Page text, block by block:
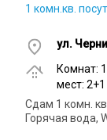
1 комн.кв.
ул.
Комнат: 1
мест: 2+1
Сдам 1 комн.
Горячая вода,